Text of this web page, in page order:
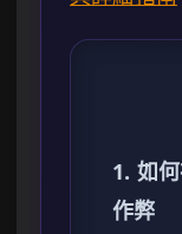
1. 如
作弊